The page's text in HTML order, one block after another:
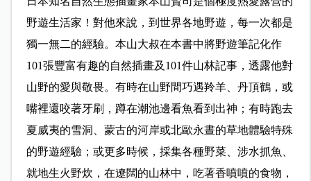
野遊生活家！對他來說，到世界各地野遊，每一次都是
獨一無二的經驗。本山大叔在本書中將野遊筆記化作
101張豐富有趣的自然插畫及101件山林記事，透露他對
山野的愛與敬畏。有時在山野間巧遇羚羊、丹頂鶴，或
嘴裡還咬著牙刷，蹲在潮池邊看魚看到出神；有時跑去
夏威夷的雪洞、蒙古的河岸或北歐永晝的草地體驗特殊
的野遊經驗；或更多時候，採集各種野菜、涉水抓魚、
就地生火野炊，在遼闊的山林中，吃著香噴噴的食物，